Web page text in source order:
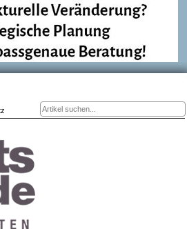
Suchformular